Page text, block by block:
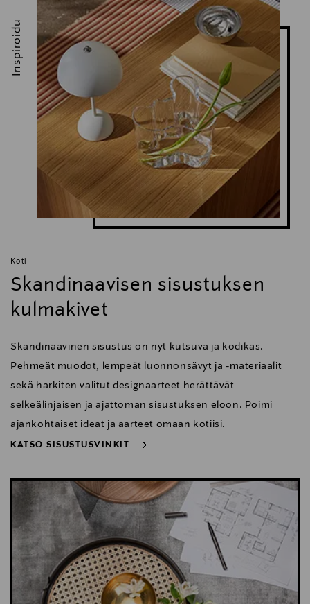
Koti
Skandinaavisen sisustuksen
kulmakivet
Skandinaavinen sisustus on nyt kutsuva ja kodikas.
Pehmeät muodot, lempeät luonnonsävyt ja -materiaalit
sekä harkiten valitut designaarteet herättävät
selkeälinjaisen ja ajattoman sisustuksen eloon. Poimi
ajankohtaiset ideat ja aarteet omaan kotiisi.
KATSO SISUSTUSVINKIT
Inspiroidu
KATSO SISUSTUSVINKIT